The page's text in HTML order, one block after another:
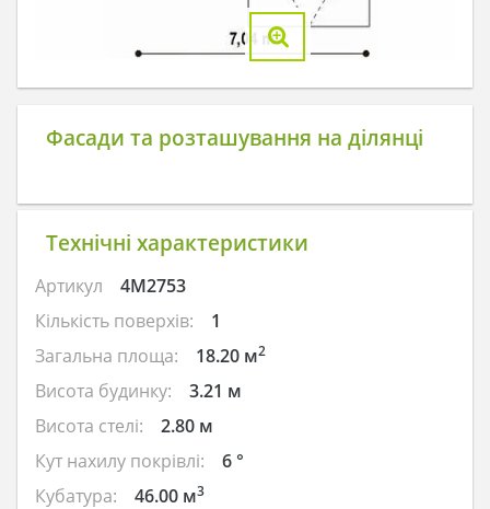
Фасади та розташування на ділянці
Технічні характеристики
Артикул
4M2753
Кількість поверхів:
1
Загальна площа:
18.20 м2
Висота будинку:
3.21 м
Висота стелі:
2.80 м
Кут нахилу покрівлі:
6 °
Кубатура:
46.00 м3